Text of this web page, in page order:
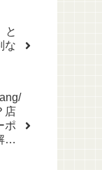
と
な
店
ポ